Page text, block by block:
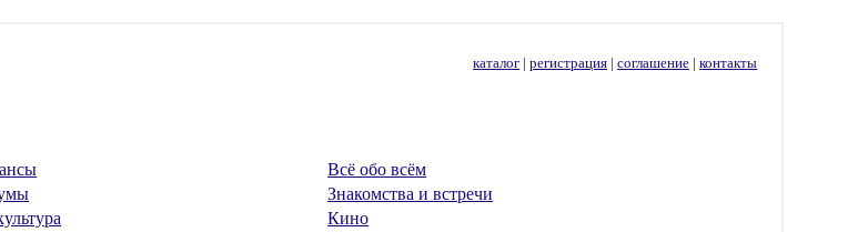
каталог |регистрация |соглашение |контакты
Всё обо всём
Знакомства и встречи
Кино